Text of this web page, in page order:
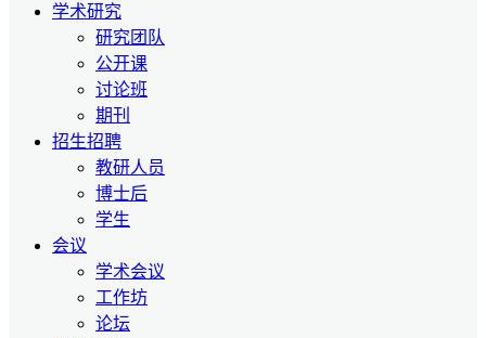
学术研究
研究团队
公开课
讨论班
期刊
招生招聘
教研人员
博士后
学生
会议
学术会议
工作坊
论坛